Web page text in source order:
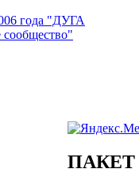
года "ДУГА